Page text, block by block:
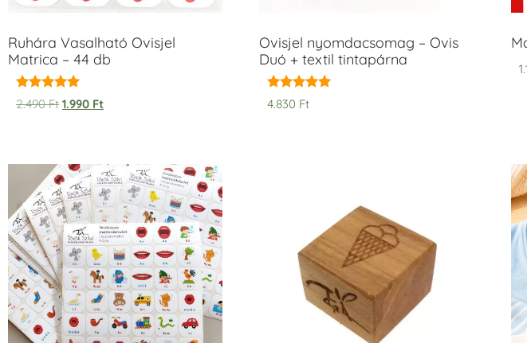
Ruhára Vasalható Ovisjel
Matrica – 44 db
Értékelés:
5.00
2.490Ft 1.990 Ft
Ovisjel nyomdacsomag – Ovis
Duó + textil tintapárna
Értékelés:
5.00
4.830 Ft